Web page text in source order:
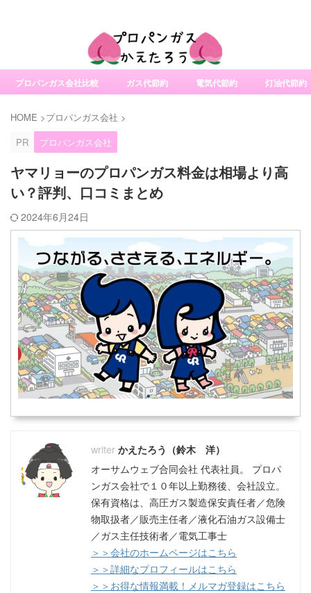
プロパンガス会社比較 ガス代節約 電気代節約 灯油代節約
HOME >プロパンガス会社 >
PR
プロパンガス会社
ヤマリョーのプロパンガス料金は相場より高
い？評判、口コミまとめ
2024年6月24日
かえたろう（鈴木 洋）
オーサムウェブ合同会社 代表社員。 プロパ
ンガス会社で１０年以上勤務後、会社設立。
保有資格は、高圧ガス製造保安責任者／危険
物取扱者／販売主任者／液化石油ガス設備士
／ガス主任技術者／電気工事士
＞＞会社のホームページはこちら
＞＞詳細なプロフィールはこちら
＞＞お得な情報満載！メルマガ登録はこちら